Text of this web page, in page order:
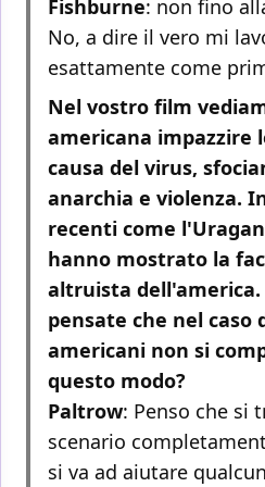
Fishburne: non fino
No, a dire il vero mi
esattamente come
Nel vostro film
americana impazzire
causa del virus,
anarchia e violenza.
recenti come
hanno mostrato la
altruista dell'america.
pensate che nel caso
americani non si
questo modo?
Paltrow: Penso che si
scenario
si va ad aiutare